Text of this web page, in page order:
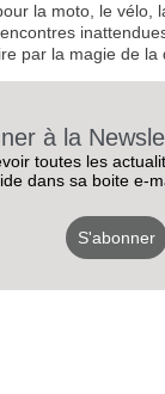
la moto, le vélo,
par la magie de
à la
toutes les
dans sa boite e-
S'abonner